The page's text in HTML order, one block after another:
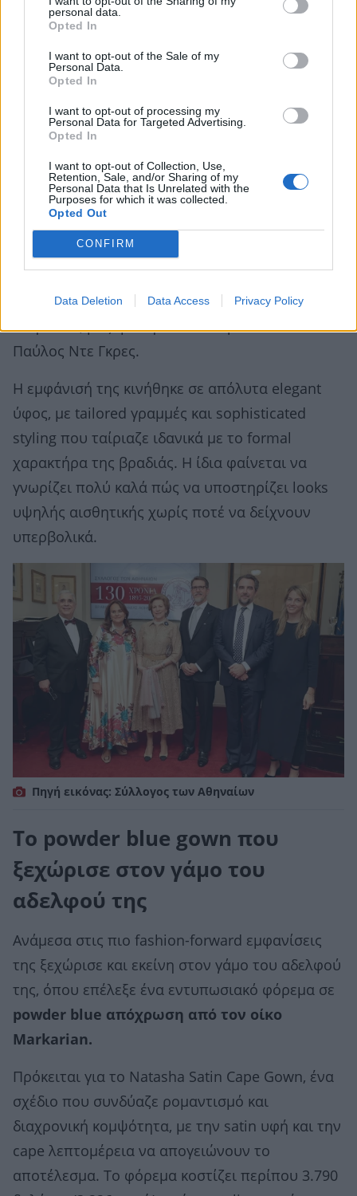
personal data.
Opted In
I want to opt-out of the Sale of my
Personal Data.
Opted In
I want to opt-out of processing my
Personal Data for Targeted Advertising.
Opted In
I want to opt-out of Collection, Use,
Retention, Sale, and/or Sharing of my
Personal Data that Is Unrelated with the
Purposes for which it was collected.
Opted Out
CONFIRM
Data Deletion Data Access Privacy Policy
Πηγή εικόνας: NDP PHOTO
Η επίσημη εμφάνιση με την
Άννα Μαρία και τον Παύλο Ντε
Γκρες
Σε μία από τις πιο επίσημες κοινές εμφανίσεις
τους, ο Νικόλαος Ντε Γκρες και η Χρυσή
εκδήλωση για τα 130 χρόνια του Συλλόγου των
Αθηναίων, μαζί με την Άννα Μαρία και τον
Παύλος Ντε Γκρες.
Η εμφάνισή της κινήθηκε σε απόλυτα elegant
ύφος, με tailored γραμμές και sophisticated
styling που ταίριαζε ιδανικά με το formal
χαρακτήρα της βραδιάς. Η ίδια φαίνεται να
γνωρίζει πολύ καλά πώς να υποστηρίζει looks
υψηλής αισθητικής χωρίς ποτέ να δείχνουν
υπερβολικά.
Πηγή εικόνας: Σύλλογος των Αθηναίων
Το powder blue gown που
ξεχώρισε στον γάμο του
αδελφού της
Ανάμεσα στις πιο fashion-forward εμφανίσεις
της ξεχώρισε και εκείνη στον γάμο του αδελφού
της, όπου επέλεξε ένα εντυπωσιακό φόρεμα σε
powder blue απόχρωση από τον οίκο
Markarian.
Πρόκειται για το Natasha Satin Cape Gown, ένα
σχέδιο που συνδύαζε ρομαντισμό και
διαχρονική κομψότητα, με την satin υφή και την
cape λεπτομέρεια να απογειώνουν το
αποτέλεσμα. Το φόρεμα κοστίζει περίπου 3.790